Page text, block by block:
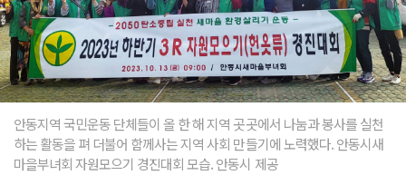
안동지역 국민운동 단체들이 올 한 해 지역 곳곳에서 나눔과 봉사를 실천
하는 활동을 펴 더불어 함께사는 지역 사회 만들기에 노력했다. 안동시새
마을부녀회 자원모으기 경진대회 모습. 안동시 제공